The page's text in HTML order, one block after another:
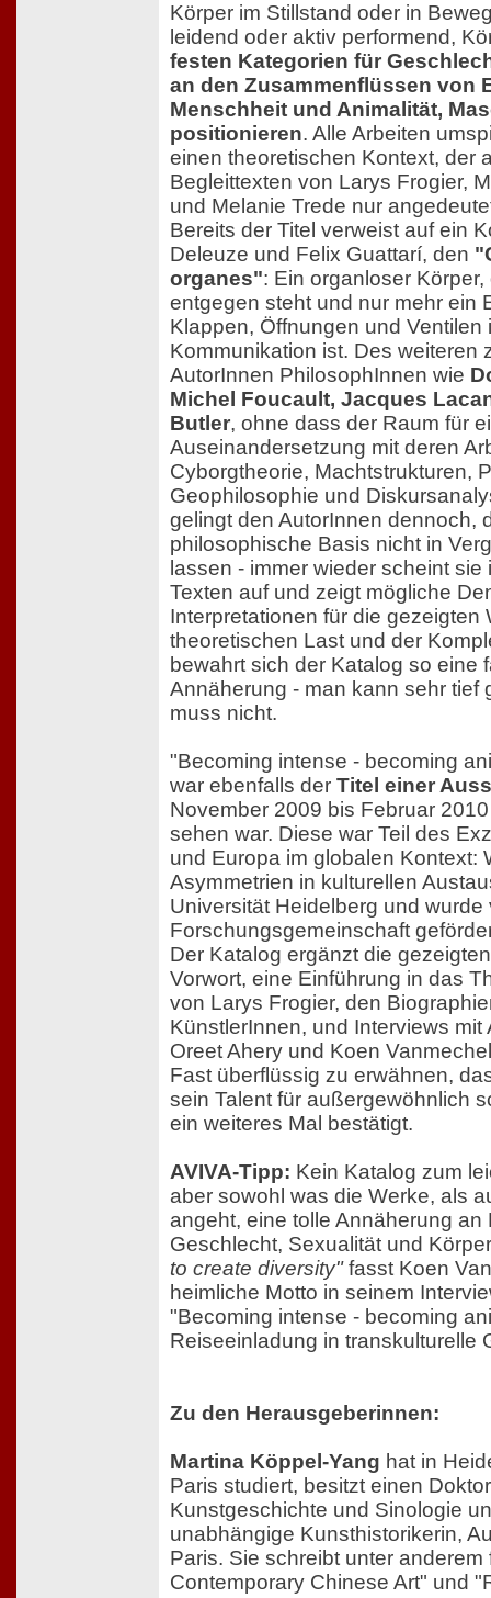
Körper im Stillstand oder in
leidend oder aktiv performend,
festen Kategorien für
an den Zusammenflüssen von
Menschheit und Animalität,
positionieren. Alle Arbeiten
einen theoretischen Kontext, der
Begleittexten von Larys Frogier,
und Melanie Trede nur
Bereits der Titel verweist auf ein
Deleuze und Felix Guattarí, den
organes": Ein organloser
entgegen steht und nur mehr ein
Klappen, Öffnungen und Ventilen
Kommunikation ist. Des weiteren
AutorInnen PhilosophInnen wie
Michel Foucault, Jacques
Butler, ohne dass der Raum für
Auseinandersetzung mit deren
Cyborgtheorie, Machtstrukturen,
Geophilosophie und
gelingt den AutorInnen dennoch,
philosophische Basis nicht in
lassen - immer wieder scheint
Texten auf und zeigt mögliche
Interpretationen für die gezeigten
theoretischen Last und der
bewahrt sich der Katalog so eine
Annäherung - man kann sehr tief
muss nicht.
"Becoming intense - becoming
war ebenfalls der Titel einer
November 2009 bis Februar
sehen war. Diese war Teil des
und Europa im globalen Kontext:
Asymmetrien in kulturellen
Universität Heidelberg und
Forschungsgemeinschaft
Der Katalog ergänzt die
Vorwort, eine Einführung in das
von Larys Frogier, den
KünstlerInnen, und Interviews mit
Oreet Ahery und Koen
Fast überflüssig zu erwähnen,
sein Talent für außergewöhnlich
ein weiteres Mal bestätigt.
AVIVA-Tipp: Kein Katalog zum
aber sowohl was die Werke, als
angeht, eine tolle Annäherung an
Geschlecht, Sexualität und
to create diversity"fasst Koen
heimliche Motto in seinem
"Becoming intense - becoming
Reiseeinladung in transkulturelle
Zu den Herausgeberinnen:
Martina Köppel-Yang hat in
Paris studiert, besitzt einen
Kunstgeschichte und Sinologie
unabhängige Kunsthistorikerin,
Paris. Sie schreibt unter
Contemporary Chinese Art" und